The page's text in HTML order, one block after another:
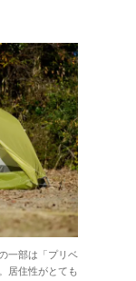
一部は「プリベ
居住性がとても